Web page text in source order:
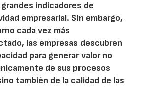
indicadores de
empresarial. Sin embargo,
cada vez más
las empresas descubren
para generar valor no
de sus procesos
también de la calidad de las